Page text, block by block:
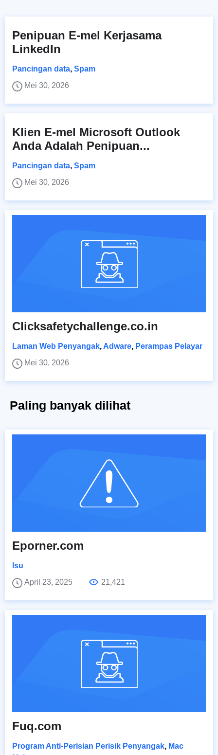
Penipuan E-mel Kerjasama
LinkedIn
Pancingan data, Spam
Mei 30, 2026
Klien E-mel Microsoft Outlook
Anda Adalah Penipuan...
Pancingan data, Spam
Mei 30, 2026
Clicksafetychallenge.co.in
Laman Web Penyangak,Adware, Perampas Pelayar
Mei 30, 2026
Paling banyak dilihat
Eporner.com
Isu
April 23, 2025
21,421
Fuq.com
Program Anti-Perisian Perisik Penyangak, Mac